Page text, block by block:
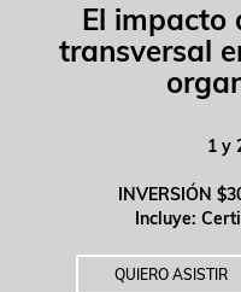
El impacto
transversal
1 y
INVERSIÓN
Incluye:
QUIERO ASISTIR